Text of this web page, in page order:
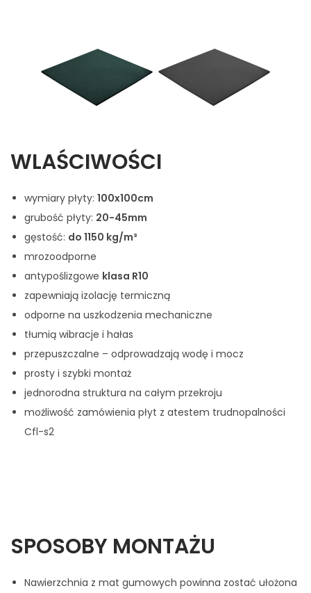
WLAŚCIWOŚCI
wymiary płyty: 100x100cm
grubość płyty: 20-45mm
gęstość: do 1150 kg/m³
mrozoodporne
antypoślizgowe klasa R10
zapewniają izolację termiczną
odporne na uszkodzenia mechaniczne
tłumią wibracje i hałas
przepuszczalne – odprowadzają wodę i mocz
prosty i szybki montaż
jednorodna struktura na całym przekroju
możliwość zamówienia płyt z atestem trudnopalności
Cfl-s2
SPOSOBY MONTAŻU
Nawierzchnia z mat gumowych powinna zostać ułożona